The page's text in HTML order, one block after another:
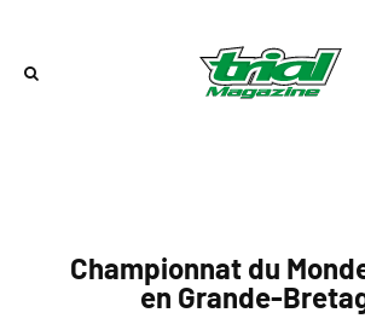
Championnat du
en Grande-